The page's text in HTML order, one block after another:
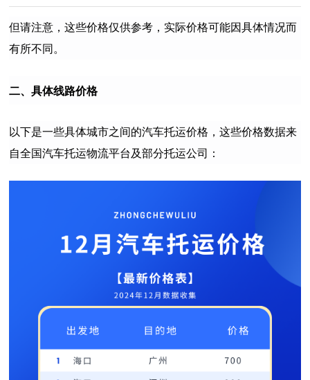
但请注意，这些价格仅供参考，实际价格可能因具体情况而
有所不同。
二、具体线路价格
以下是一些具体城市之间的汽车托运价格，这些价格数据来
自全国汽车托运物流平台及部分托运公司：